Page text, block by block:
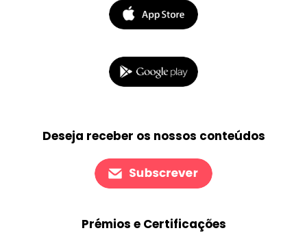
Deseja receber os nossos conteúdos
Prémios e Certificações